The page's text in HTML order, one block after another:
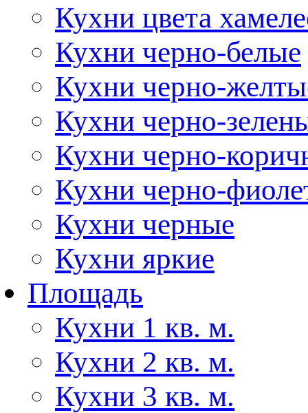
Кухни цвета
Кухни черно-белые
Кухни черно-
Кухни черно-
Кухни черно-
Кухни черно-
Кухни черные
Кухни яркие
Площадь
Кухни 1 кв. м.
Кухни 2 кв. м.
Кухни 3 кв. м.